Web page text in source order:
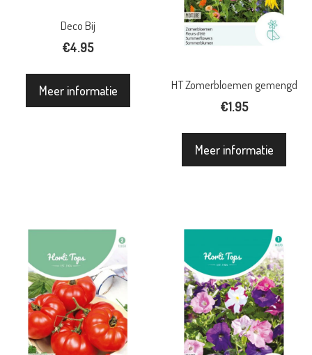
Deco Bij
€4.95
Meer informatie HT Zomerbloemen gemengd
€1.95
Meer informatie